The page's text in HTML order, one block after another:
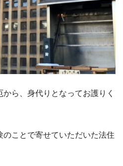
ら、身代りとなってお護りく
ことで寄せていただいた法住